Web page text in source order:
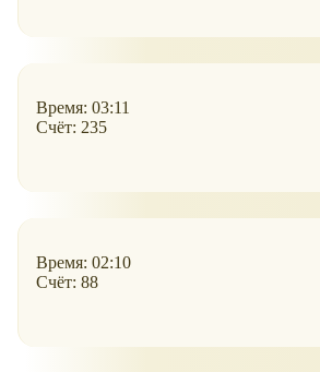
Время: 03:11
Счёт: 235
Время: 02:10
Счёт: 88